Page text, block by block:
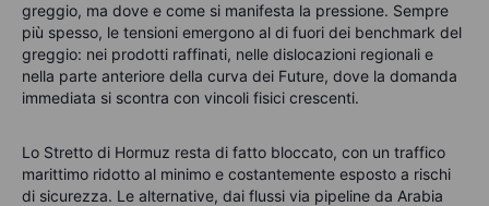
greggio, ma dove e come si manifesta la pressione. Sempre
più spesso, le tensioni emergono al di fuori dei benchmark del
greggio: nei prodotti raffinati, nelle dislocazioni regionali e
nella parte anteriore della curva dei Future, dove la domanda
immediata si scontra con vincoli fisici crescenti.
Lo Stretto di Hormuz resta di fatto bloccato, con un traffico
marittimo ridotto al minimo e costantemente esposto a rischi
di sicurezza. Le alternative, dai flussi via pipeline da Arabia